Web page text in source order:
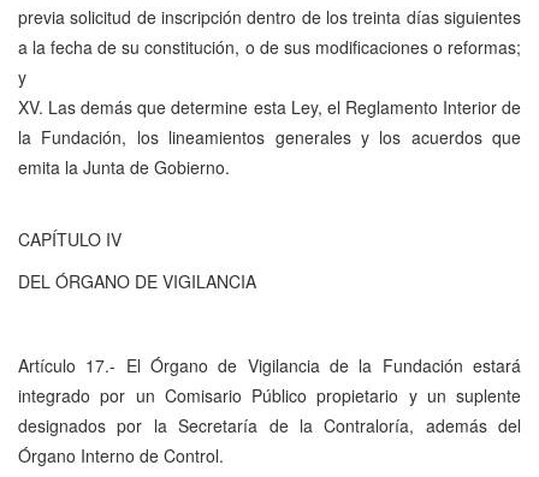
previa solicitud de inscripción dentro de los treinta días siguientes
a la fecha de su constitución, o de sus modificaciones o reformas;
y
XV. Las demás que determine esta Ley, el Reglamento Interior de
la Fundación, los lineamientos generales y los acuerdos que
emita la Junta de Gobierno.
CAPÍTULO IV
DEL ÓRGANO DE VIGILANCIA
Artículo 17.- El Órgano de Vigilancia de la Fundación estará
integrado por un Comisario Público propietario y un suplente
designados por la Secretaría de la Contraloría, además del
Órgano Interno de Control.